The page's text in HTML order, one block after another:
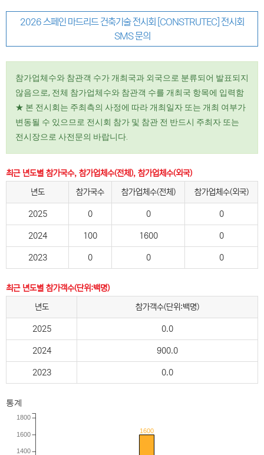
2026 스페인 마드리드 건축기술 전시회 [CONSTRUTEC] 전시회
SMS 문의
참가업체수와 참관객 수가 개최국과 외국으로 분류되어 발표되지
않음으로, 전체 참가업체수와 참관객 수를 개최국 항목에 입력함
★ 본 전시회는 주최측의 사정에 따라 개최일자 또는 개최 여부가
변동될 수 있으므로 전시회 참가 및 참관 전 반드시 주최자 또는
전시장으로 사전문의 바랍니다.
최근 년도별 참가국수, 참가업체수(전체), 참가업체수(외국)
년도
참가국수 참가업체수(전체) 참가업체수(외국)
2025 0 0 0
2024 100 1600 0
2023 0 0 0
최근 년도별 참가객수(단위:백명)
년도
참가객수(단위:백명)
2025 0.0
2024 900.0
2023 0.0
통계
1600
1400
1600
1800